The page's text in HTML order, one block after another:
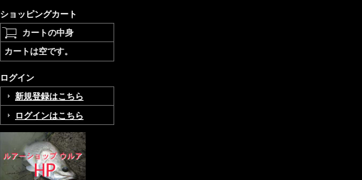
ショッピングカート
カートの中身
カートは空です。
ログイン
新規登録はこちら
ログインはこちら